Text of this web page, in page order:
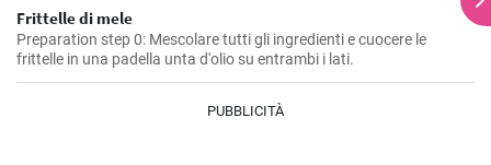
Frittelle di mele
Preparation step 0: Mescolare tutti gli ingredienti e cuocere le
frittelle in una padella unta d'olio su entrambi i lati.
PUBBLICITÀ